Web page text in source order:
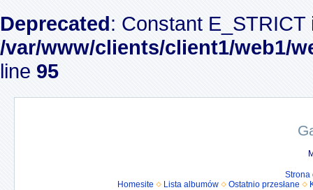
Deprecated: Constant
/var/www/clients/client1/web1/
line 95
Strona
Homesite
Lista albumów Ostatnio przesłane